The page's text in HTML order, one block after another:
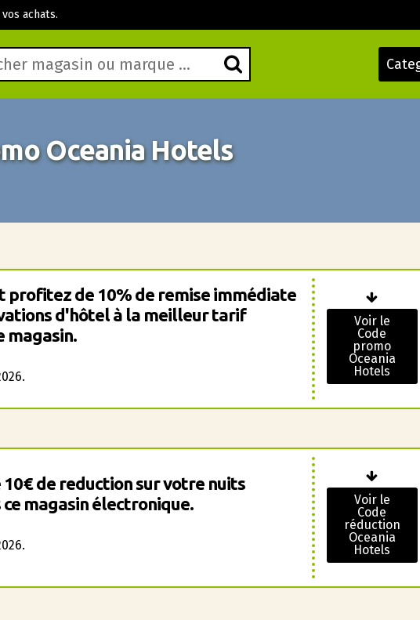
achats.
Oceania Hotels
profitez de 10% de remise immédiate
d'hôtel à la meilleur tarif
magasin.
Voir le
Code
promo
Oceania
Hotels
10€ de reduction sur votre nuits
magasin électronique.
Voir le
Code
réduction
Oceania
Hotels